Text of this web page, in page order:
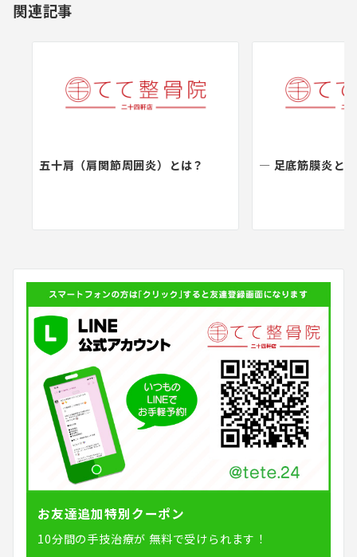
ン
関連記事
五十肩（肩関節周囲炎）とは？ ― 足底筋膜炎と
お友達追加特別クーポン
10分間の手技治療が 無料で受けられます！